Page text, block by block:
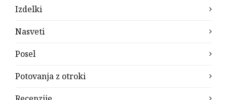
Izdelki
Nasveti
Posel
Potovanja z otroki